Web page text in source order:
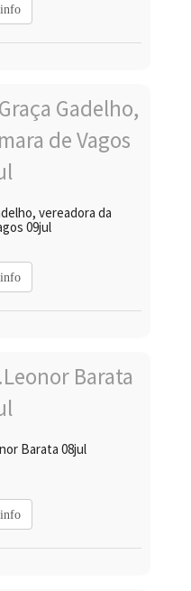
vereadora da
09jul
Barata 08jul